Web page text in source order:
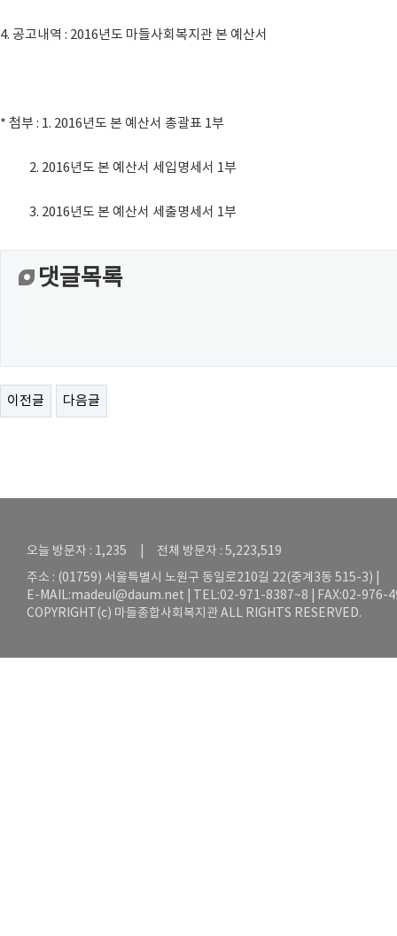
4. 공고내역 : 2016년도 마들사회복지관 본 예산서
* 첨부 : 1. 2016년도 본 예산서 총괄표 1부
2. 2016년도 본 예산서 세입명세서 1부
3. 2016년도 본 예산서 세출명세서 1부
댓글목록
이전글 다음글
오늘 방문자 : 1,235 | 전체 방문자 : 5,223,519
주소 : (01759) 서울특별시 노원구 동일로210길 22(중계3동 515-3) |
E-MAIL:madeul@daum.net | TEL:02-971-8387~8 | FAX:02-976-
COPYRIGHT(c) 마들종합사회복지관 ALL RIGHTS RESERVED.